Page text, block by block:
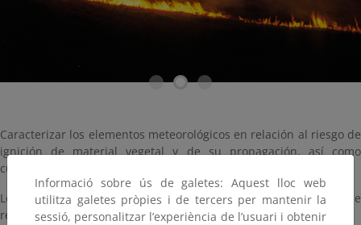
Caracterizar los elementos meteorológicos en relación al riesgo de
ignición de material vegetal y de su propagación, así como
cuantificar su contribución conjunta a dicho riesgo.
Los resultados anuales se difunden en marzo siguiente al año de
referencia.
Informació sobre ús de galetes: Aquest lloc web
utilitza galetes pròpies i de tercers per mantenir la
sessió, personalitzar l’experiència de l’usuari i obtenir